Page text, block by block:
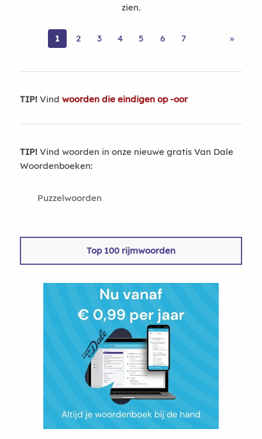
zien.
1 2 3 4 5 6 7 »
TIP!Vind woorden die eindigen op -oor
TIP!Vind woorden in onze nieuwe gratis Van Dale
Woordenboeken:
Puzzelwoorden
Top 100 rijmwoorden